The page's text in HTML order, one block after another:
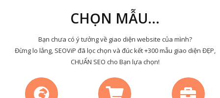
CHỌN MẪU...
Bạn chưa có ý tưởng về giao diện website của mình?
Đừng lo lắng, SEOViP đã lọc chọn và đúc kết +300 mẫu giao diện ĐẸP,
CHUẨN SEO cho Bạn lựa chọn!